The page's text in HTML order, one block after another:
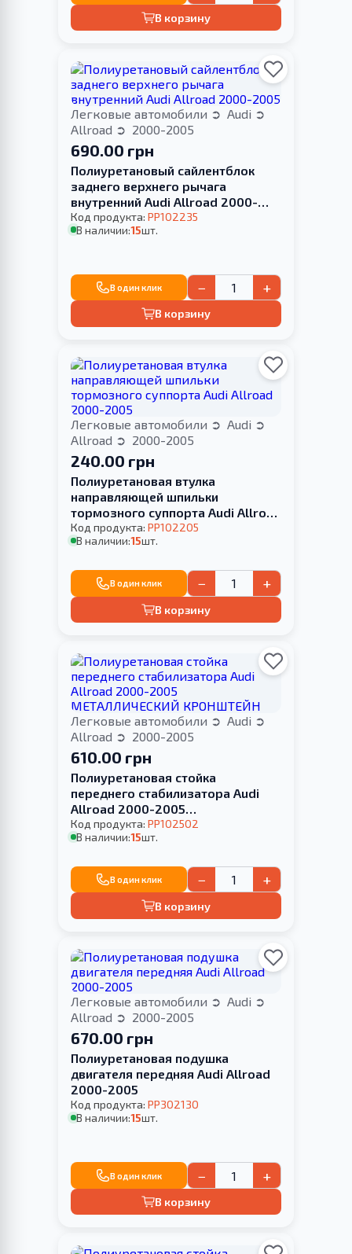
В корзину
Легковые автомобили
Audi
Allroad
2000-2005
690.00 грн
Полиуретановый сайлентблок
заднего верхнего рычага
внутренний Audi Allroad 2000-
2005
Код продукта: PP102235
В наличии:15шт.
В один клик − +
В корзину
Легковые автомобили
Audi
Allroad
2000-2005
240.00 грн
Полиуретановая втулка
направляющей шпильки
тормозного суппорта Audi Allroad
2000-2005
Код продукта: PP102205
В наличии:15шт.
В один клик − +
В корзину
Легковые автомобили
Audi
Allroad
2000-2005
610.00 грн
Полиуретановая стойка
переднего стабилизатора Audi
Allroad 2000-2005
МЕТАЛЛИЧЕСКИЙ КРОНШТЕЙН
Код продукта: PP102502
В наличии:15шт.
В один клик − +
В корзину
Легковые автомобили
Audi
Allroad
2000-2005
670.00 грн
Полиуретановая подушка
двигателя передняя Audi Allroad
2000-2005
Код продукта: PP302130
В наличии:15шт.
В один клик − +
В корзину